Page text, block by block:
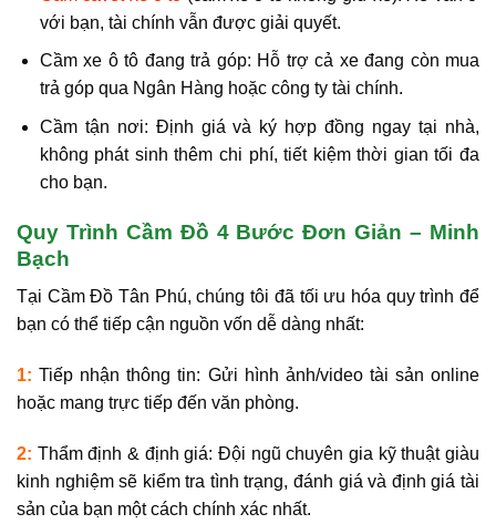
với bạn, tài chính vẫn được giải quyết.
Cầm xe ô tô đang trả góp: Hỗ trợ cả xe đang còn mua
trả góp qua Ngân Hàng hoặc công ty tài chính.
Cầm tận nơi: Định giá và ký hợp đồng ngay tại nhà,
không phát sinh thêm chi phí, tiết kiệm thời gian tối đa
cho bạn.
Quy Trình Cầm Đồ 4 Bước Đơn Giản – Minh
Bạch
Tại Cầm Đồ Tân Phú, chúng tôi đã tối ưu hóa quy trình để
bạn có thể tiếp cận nguồn vốn dễ dàng nhất:
1: Tiếp nhận thông tin: Gửi hình ảnh/video tài sản online
hoặc mang trực tiếp đến văn phòng.
2: Thẩm định & định giá: Đội ngũ chuyên gia kỹ thuật giàu
kinh nghiệm sẽ kiểm tra tình trạng, đánh giá và định giá tài
sản của bạn một cách chính xác nhất.